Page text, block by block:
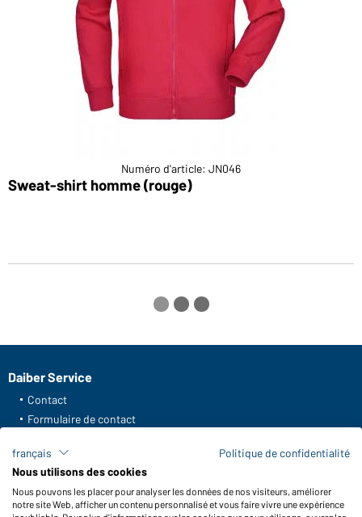
Numéro d'article: JN046
Sweat-shirt homme (rouge)
Daiber Service
Contact
Formulaire de contact
FAQ / Manuel d' utilisation
Vérifier le stock
Reporting system according to whistleblower protection act
français
Politique de confidentialité
Nous utilisons des cookies
Nous pouvons les placer pour analyser les données de nos visiteurs, améliorer
notre site Web, afficher un contenu personnalisé et vous faire vivre une expérience